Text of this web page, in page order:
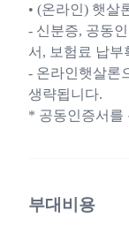
• (온라인) 햇살
- 신분증, 공동
서, 보험료 납부
- 온라인햇살론
생략됩니다.
* 공동인증서를
부대비용